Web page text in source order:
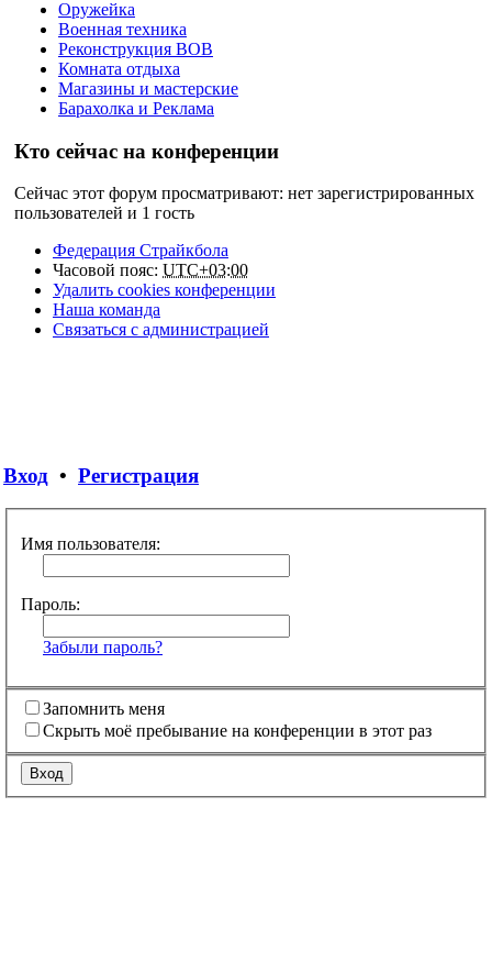
Оружейка
Военная техника
Реконструкция ВОВ
Комната отдыха
Магазины и мастерские
Барахолка и Реклама
Кто сейчас на конференции
Сейчас этот форум просматривают: нет зарегистрированных
пользователей и 1 гость
Федерация Страйкбола
Часовой пояс: UTC+03:00
Удалить cookies конференции
Наша команда
Связаться с администрацией
Вход • Регистрация
Имя пользователя:
Пароль:
Забыли пароль?
Запомнить меня
Скрыть моё пребывание на конференции в этот раз